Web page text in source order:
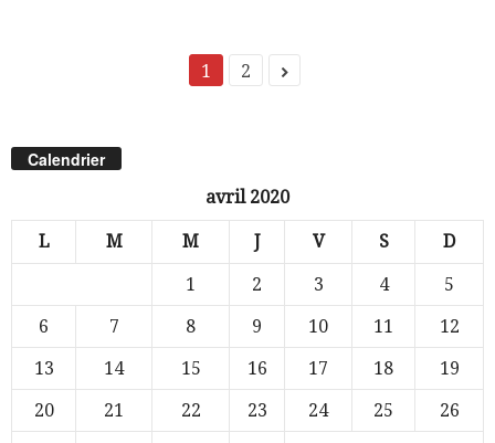
1 2
Calendrier
avril 2020
L M M J V S D
1 2 3 4
5
6
7 8 9 10 11
12
13
14 15 16 17 18
19
20
21 22 23 24 25
26